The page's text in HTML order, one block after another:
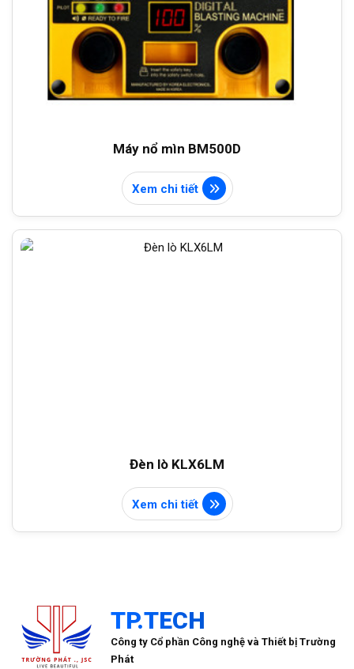
Máy nổ mìn BM500D
Xem chi tiết
Đèn lò KLX6LM
Xem chi tiết
TP.TECH
Công ty Cổ phần Công nghệ và Thiết bị Trường
Phát